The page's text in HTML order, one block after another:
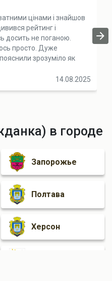
цінами і знайшов
рейтинг і
досить не поганою.
просто. Дуже
зрозуміло як
14.08.2025
в городе
Запорожье
Полтава
Херсон